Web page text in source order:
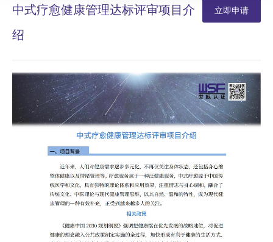
立即申请
中式疗愈健康管理达标评审项目介
绍